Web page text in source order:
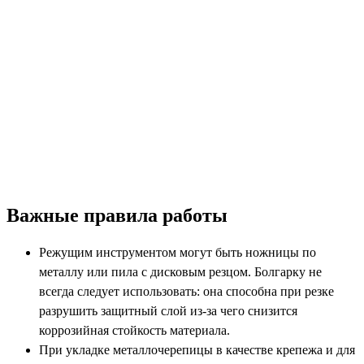
Важные правила работы
Режущим инструментом могут быть ножницы по
металлу или пила с дисковым резцом. Болгарку не
всегда следует использовать: она способна при резке
разрушить защитный слой из-за чего снизится
коррозийная стойкость материала.
При укладке металлочерепицы в качестве крепежа и для